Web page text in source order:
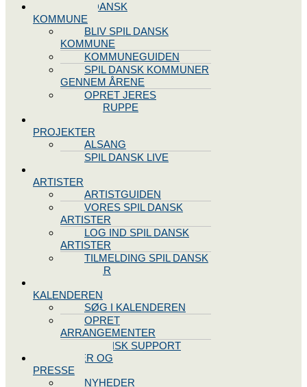
BLIV SPIL DANSK
KOMMUNE
BLIV SPIL DANSK
KOMMUNE
KOMMUNEGUIDEN
SPIL DANSK KOMMUNER
GENNEM ÅRENE
OPRET JERES
STYREGRUPPE
PROJEKTER
ALSANG
SPIL DANSK LIVE
ARTISTER
ARTISTGUIDEN
VORES SPIL DANSK
ARTISTER
LOG IND SPIL DANSK
ARTISTER
TILMELDING SPIL DANSK
ARTISTER
KALENDEREN
SØG I KALENDEREN
OPRET
ARRANGEMENTER
TEKNISK SUPPORT
NYHEDER OG
PRESSE
NYHEDER